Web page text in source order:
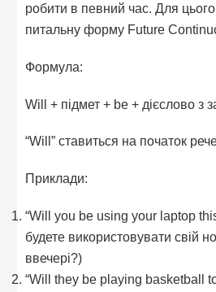
робити в певний час. Для
питальну форму Future
Формула:
Will + підмет + be + дієслово з
“Will” ставиться на початок
Приклади:
“Will you be using your laptop
будете використовувати свій
ввечері?)
“Will they be playing basketball